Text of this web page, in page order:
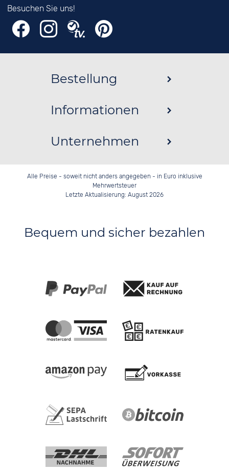
Besuchen Sie uns!
Bestellung
Informationen
Unternehmen
Alle Preise - soweit nicht anders angegeben - in Euro inklusive
Mehrwertsteuer
Letzte Aktualisierung: August 2026
Bequem und sicher bezahlen